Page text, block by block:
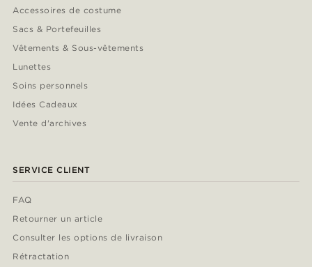
Accessoires de costume
Sacs & Portefeuilles
Vêtements & Sous-vêtements
Lunettes
Soins personnels
Idées Cadeaux
Vente d'archives
SERVICE CLIENT
FAQ
Retourner un article
Consulter les options de livraison
Rétractation